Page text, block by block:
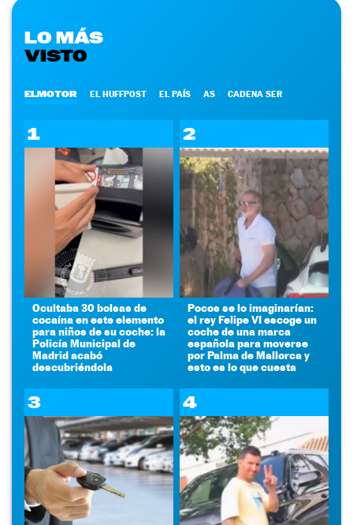
LO MÁS
VISTO
ELMOTOR EL HUFFPOST EL PAÍS AS CADENA SER
1
Ocultaba 30 bolsas de
cocaína en este elemento
para niños de su coche: la
Policía Municipal de
Madrid acabó
descubriéndola
2
Pocos se lo imaginarían:
el rey Felipe VI escoge un
coche de una marca
española para moverse
por Palma de Mallorca y
esto es lo que cuesta
3 4